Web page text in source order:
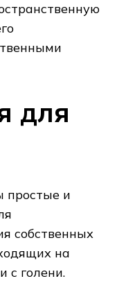
для
простые и
собственных
на
с голени.